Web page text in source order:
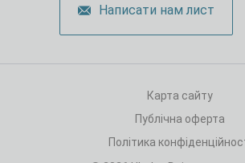
Написати нам лист
Карта сайту
Публічна оферта
Політика